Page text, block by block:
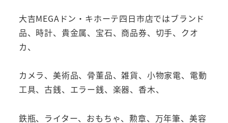
大吉MEGAドン・キホーテ四日市店ではブランド
品、時計、貴金属、宝石、商品券、切手、クオ
カ、
カメラ、美術品、骨董品、雑貨、小物家電、電動
工具、古銭、エラー銭、楽器、香木、
鉄瓶、ライター、おもちゃ、勲章、万年筆、美容